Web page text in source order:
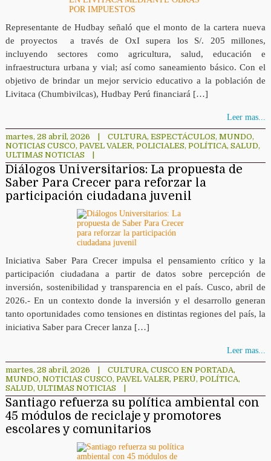
Representante de Hudbay señaló que el monto de la cartera nueva
de proyectos a través de OxI supera los S/. 205 millones,
incluyendo sectores como agricultura, salud, educación e
infraestructura urbana y vial; así como saneamiento básico. Con el
objetivo de brindar un mejor servicio educativo a la población de
Livitaca (Chumbivilcas), Hudbay Perú financiará […]
Leer mas...
martes, 28 abril, 2026 CULTURA, ESPECTÁCULOS, MUNDO,
NOTICIAS CUSCO, PAVEL VALER, POLICIALES, POLÍTICA, SALUD,
ULTIMAS NOTICIAS
Diálogos Universitarios: La propuesta de
Saber Para Crecer para reforzar la
participación ciudadana juvenil
Iniciativa Saber Para Crecer impulsa el pensamiento crítico y la
participación ciudadana a partir de datos sobre percepción de
inversión, sostenibilidad y transparencia en el país. Cusco, abril de
2026.- En un contexto donde la inversión y el desarrollo generan
tanto oportunidades como tensiones en distintas regiones del país, la
iniciativa Saber para Crecer lanza […]
Leer mas...
martes, 28 abril, 2026 CULTURA, CUSCO EN PORTADA,
MUNDO, NOTICIAS CUSCO, PAVEL VALER, PERÚ, POLÍTICA,
SALUD, ULTIMAS NOTICIAS
Santiago refuerza su política ambiental con
45 módulos de reciclaje y promotores
escolares y comunitarios